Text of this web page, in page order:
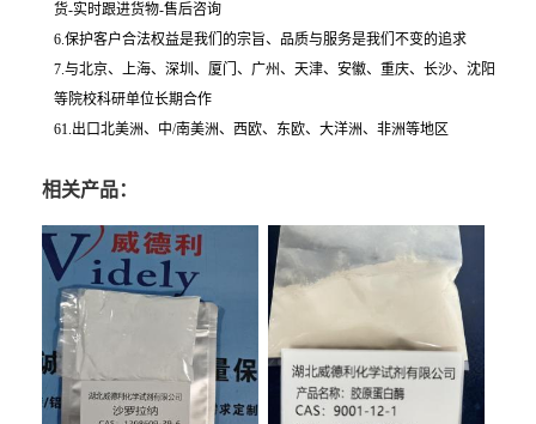
货-实时跟进货物-售后咨询
6.保护客户合法权益是我们的宗旨、品质与服务是我们不变的追求
7.与北京、上海、深圳、厦门、广州、天津、安徽、重庆、长沙、沈阳
等院校科研单位长期合作
61.出口北美洲、中/南美洲、西欧、东欧、大洋洲、非洲等地区
相关产品：